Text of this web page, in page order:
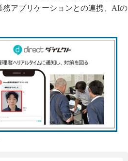
アプリケーションとの連携、AIの